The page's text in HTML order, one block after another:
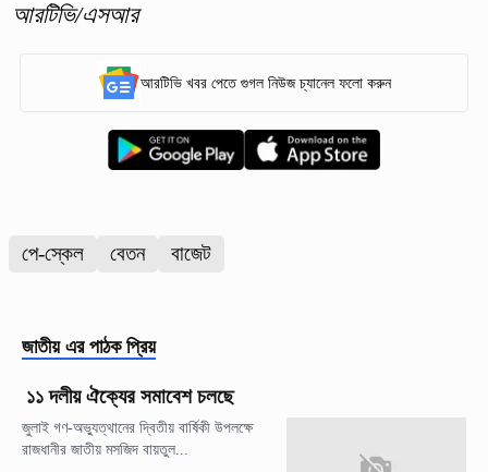
আরটিভি/এসআর
আরটিভি খবর পেতে গুগল নিউজ চ্যানেল ফলো করুন
পে-স্কেল বেতন বাজেট
জাতীয় এর পাঠক প্রিয়
১১ দলীয় ঐক্যের সমাবেশ চলছে
জুলাই গণ-অভ্যুত্থানের দ্বিতীয় বার্ষিকী উপলক্ষে
রাজধানীর জাতীয় মসজিদ বায়তুল...